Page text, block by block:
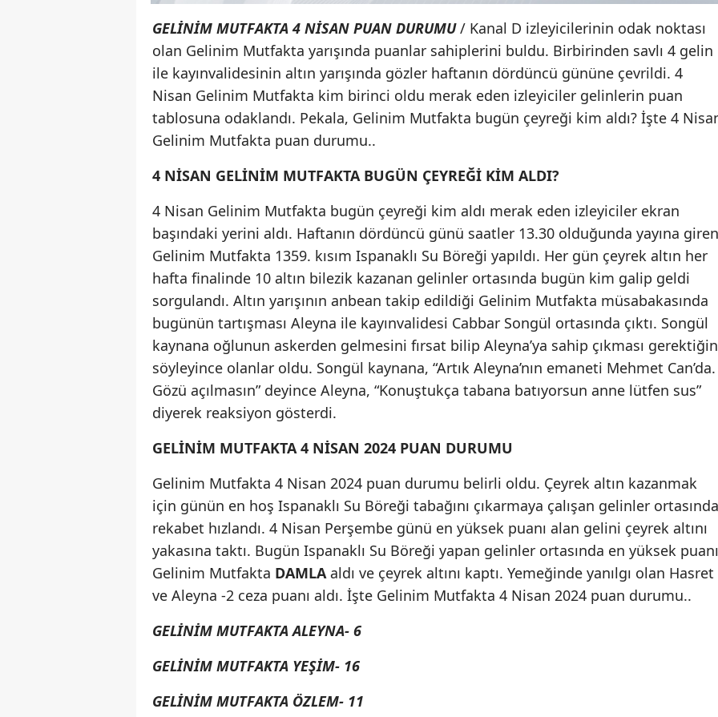
GELİNİM MUTFAKTA 4 NİSAN PUAN DURUMU/ Kanal D izleyicilerinin odak noktası
olan Gelinim Mutfakta yarışında puanlar sahiplerini buldu. Birbirinden savlı 4 gelin
ile kayınvalidesinin altın yarışında gözler haftanın dördüncü gününe çevrildi. 4
Nisan Gelinim Mutfakta kim birinci oldu merak eden izleyiciler gelinlerin puan
tablosuna odaklandı. Pekala, Gelinim Mutfakta bugün çeyreği kim aldı? İşte 4
Gelinim Mutfakta puan durumu..
4 NİSAN GELİNİM MUTFAKTA BUGÜN ÇEYREĞİ KİM ALDI?
4 Nisan Gelinim Mutfakta bugün çeyreği kim aldı merak eden izleyiciler ekran
başındaki yerini aldı. Haftanın dördüncü günü saatler 13.30 olduğunda yayına giren
Gelinim Mutfakta 1359. kısım Ispanaklı Su Böreği yapıldı. Her gün çeyrek altın her
hafta finalinde 10 altın bilezik kazanan gelinler ortasında bugün kim galip geldi
sorgulandı. Altın yarışının anbean takip edildiği Gelinim Mutfakta müsabakasında
bugünün tartışması Aleyna ile kayınvalidesi Cabbar Songül ortasında çıktı. Songül
kaynana oğlunun askerden gelmesini fırsat bilip Aleyna’ya sahip çıkması
söyleyince olanlar oldu. Songül kaynana, “Artık Aleyna’nın emaneti Mehmet Can’da.
Gözü açılmasın” deyince Aleyna, “Konuştukça tabana batıyorsun anne lütfen sus”
diyerek reaksiyon gösterdi.
GELİNİM MUTFAKTA 4 NİSAN 2024 PUAN DURUMU
Gelinim Mutfakta 4 Nisan 2024 puan durumu belirli oldu. Çeyrek altın kazanmak
için günün en hoş Ispanaklı Su Böreği tabağını çıkarmaya çalışan gelinler ortasında
rekabet hızlandı. 4 Nisan Perşembe günü en yüksek puanı alan gelini çeyrek altını
yakasına taktı. Bugün Ispanaklı Su Böreği yapan gelinler ortasında en yüksek puanı
Gelinim Mutfakta DAMLAaldı ve çeyrek altını kaptı. Yemeğinde yanılgı olan Hasret
ve Aleyna -2 ceza puanı aldı. İşte Gelinim Mutfakta 4 Nisan 2024 puan durumu..
GELİNİM MUTFAKTA ALEYNA- 6
GELİNİM MUTFAKTA YEŞİM- 16
GELİNİM MUTFAKTA ÖZLEM- 11